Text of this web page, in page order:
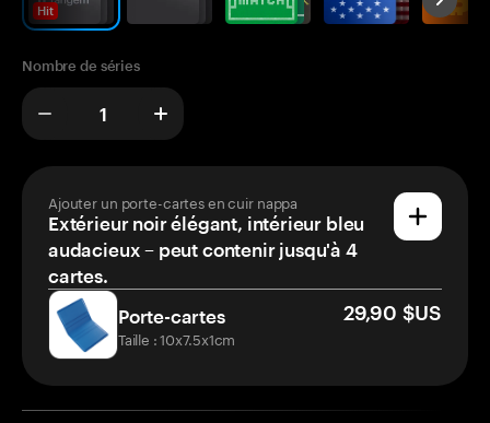
Hit
Nombre de séries
Ajouter un porte-cartes en cuir nappa
Extérieur noir élégant, intérieur bleu
audacieux – peut contenir jusqu'à 4
cartes.
Porte-cartes
Taille : 10x7.5x1cm
29,90 $US